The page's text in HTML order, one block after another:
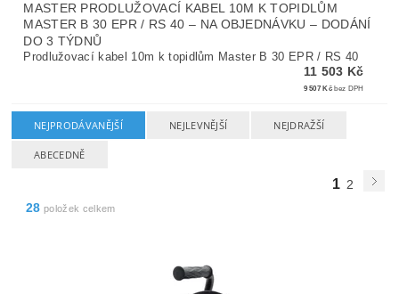
MASTER PRODLUŽOVACÍ KABEL 10M K TOPIDLŮM
MASTER B 30 EPR / RS 40 – NA OBJEDNÁVKU – DODÁNÍ
DO 3 TÝDNŮ
Prodlužovací kabel 10m k topidlům Master B 30 EPR / RS 40
11 503 Kč
9 507 Kč bez DPH
NEJPRODÁVANĚJŠÍ NEJLEVNĚJŠÍ NEJDRAŽŠÍ
ABECEDNĚ
1 2
28 položek celkem